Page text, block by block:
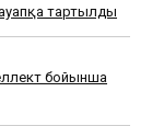
тартылды
бойынша